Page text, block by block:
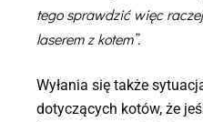
tego sprawdzić więc
laserem z kotem”.
Wyłania się także
dotyczących kotów, że